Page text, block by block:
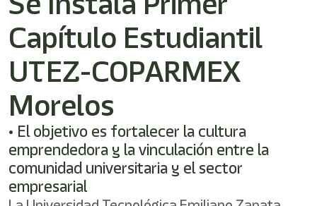
Capítulo Estudiantil
UTEZ-COPARMEX
Morelos
• El objetivo es fortalecer la cultura
emprendedora y la vinculación entre la
comunidad universitaria y el sector
empresarial